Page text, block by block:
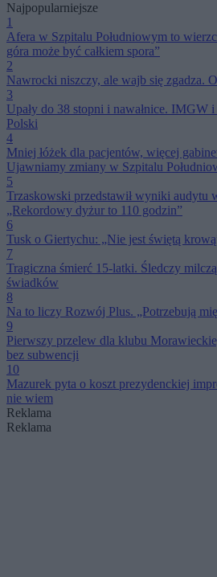
Najpopularniejsze
1
Afera w Szpitalu Południowym to
góra może być całkiem spora”
2
Nawrocki niszczy, ale wajb się zgadza.
3
Upały do 38 stopni i nawałnice. IMGW
Polski
4
Mniej łóżek dla pacjentów, więcej
Ujawniamy zmiany w Szpitalu
5
Trzaskowski przedstawił wyniki audytu
„Rekordowy dyżur to 110 godzin”
6
Tusk o Giertychu: „Nie jest świętą
7
Tragiczna śmierć 15-latki. Śledczy
świadków
8
Na to liczy Rozwój Plus. „Potrzebują
9
Pierwszy przelew dla klubu
bez subwencji
10
Mazurek pyta o koszt prezydenckiej
nie wiem
Reklama
Reklama